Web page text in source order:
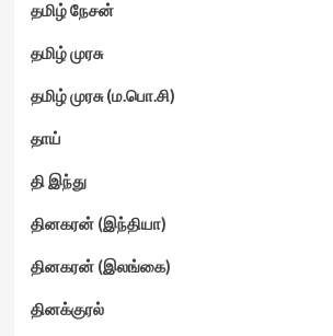
தமிழ் நேசன்
தமிழ் முரசு
தமிழ் முரசு (ம.பொ.சி)
தாய்
தி இந்து
தினகரன் (இந்தியா)
தினகரன் (இலங்கை)
தினக்குரல்